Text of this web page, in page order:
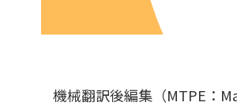
機械翻訳後編集（MTPE：